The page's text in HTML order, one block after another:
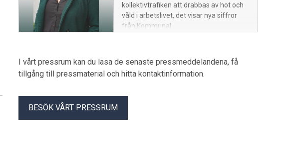
kollektivtrafiken att drabbas av hot och
våld i arbetslivet, det visar nya siffror
från Kommunal.
I vårt pressrum kan du läsa de senaste pressmeddelandena, få
tillgång till pressmaterial och hitta kontaktinformation.
BESÖK VÅRT PRESSRUM